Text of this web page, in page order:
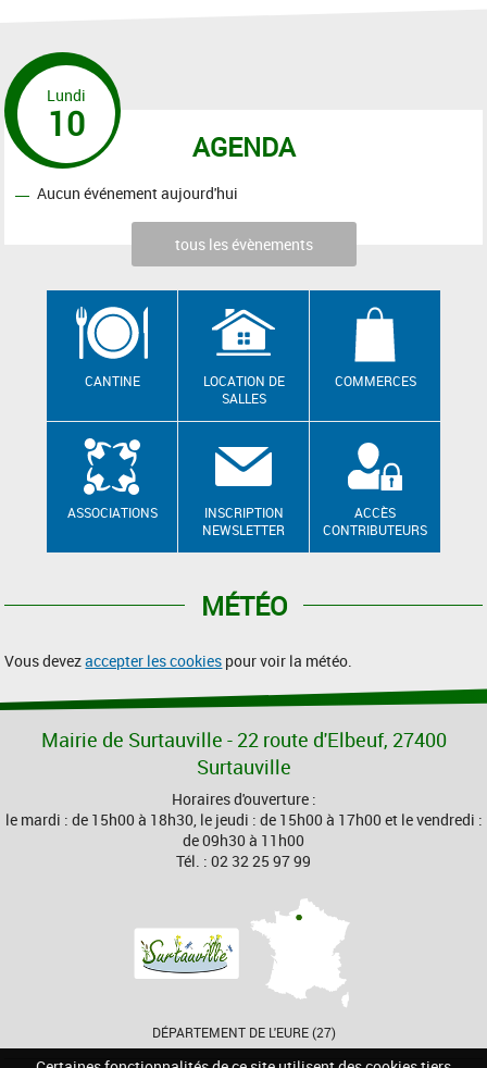
AGENDA
Lundi
10
Aucun événement aujourd'hui
tous les évènements
CANTINE
LOCATION DE
SALLES
COMMERCES
ASSOCIATIONS
INSCRIPTION
NEWSLETTER
ACCÈS
CONTRIBUTEURS
MÉTÉO
Vous devezaccepter les cookies pour voir la météo.
Mairie de Surtauville - 22 route d'Elbeuf, 27400
Surtauville
Horaires d'ouverture :
le mardi : de 15h00 à 18h30, le jeudi : de 15h00 à 17h00 et le vendredi :
de 09h30 à 11h00
Tél. : 02 32 25 97 99
DÉPARTEMENT DE L'EURE (27)